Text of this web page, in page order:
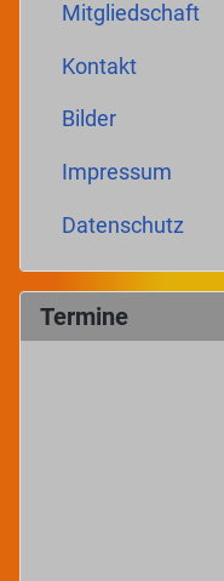
Mitgliedschaft
Kontakt
Bilder
Impressum
Datenschutz
Termine